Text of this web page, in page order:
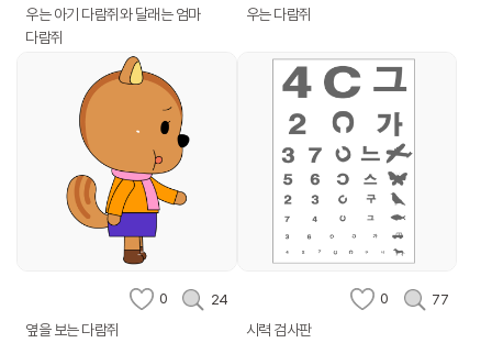
우는 아기 다람쥐와 달래는 엄마
다람쥐
우는 다람쥐
0 24
옆을 보는 다람쥐
0 77
시력 검사판